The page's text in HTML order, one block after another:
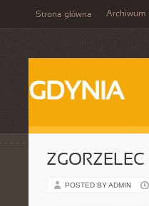
Strona główna Archiwum
GDYNIA
ZGORZELEC
POSTED BY ADMIN